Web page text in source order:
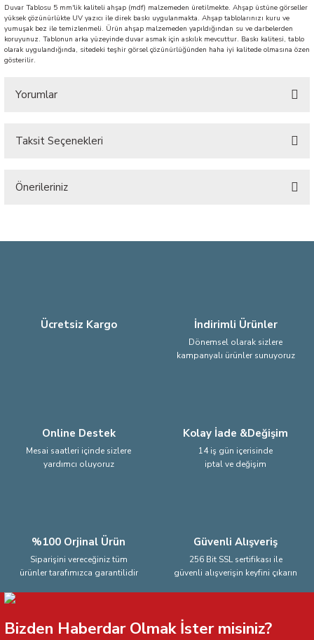
Duvar Tablosu 5 mm'lik kaliteli ahşap (mdf) malzemeden üretilmekte. Ahşap üstüne görseller
yüksek çözünürlükte UV yazıcı ile direk baskı uygulanmakta. Ahşap tablolarınızı kuru ve
yumuşak bez ile temizlenmeli. Ürün ahşap malzemeden yapıldığından su ve darbelerden
koruyunuz. Tablonun arka yüzeyinde duvar asmak için askılık mevcuttur. Baskı kalitesi, tablo
olarak uygulandığında, sitedeki teşhir görsel çözünürlüğünden haha iyi kalitede olmasına özen
gösterilir.
Yorumlar
Taksit Seçenekleri
Önerileriniz
Ürün açıklamasında eksik bilgiler bulunuyor.
Ücretsiz Kargo İndirimli Ürünler
Dönemsel olarak sizlere
kampanyalı ürünler sunuyoruz
Online Destek
Mesai saatleri içinde sizlere
yardımcı oluyoruz
Kolay İade &Değişim
14 iş gün içerisinde
iptal ve değişim
%100 Orjinal Ürün
Siparişini vereceğiniz tüm
ürünler tarafımızca garantilidir
Güvenli Alışveriş
256 Bit SSL sertifikası ile
güvenli alışverişin keyfini çıkarın
Bizden Haberdar Olmak İster misiniz?